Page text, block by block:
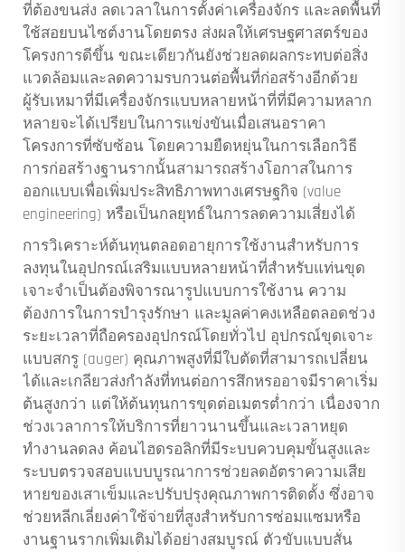
ที่ต้องขนส่ง ลดเวลาในการตั้งค่าเครื่องจักร และลดพื้นที่
ใช้สอยบนไซต์งานโดยตรง ส่งผลให้เศรษฐศาสตร์ของ
โครงการดีขึ้น ขณะเดียวกันยังช่วยลดผลกระทบต่อสิ่ง
แวดล้อมและลดความรบกวนต่อพื้นที่ก่อสร้างอีกด้วย
ผู้รับเหมาที่มีเครื่องจักรแบบหลายหน้าที่ที่มีความหลาก
หลายจะได้เปรียบในการแข่งขันเมื่อเสนอราคา
โครงการที่ซับซ้อน โดยความยืดหยุ่นในการเลือกวิธี
การก่อสร้างฐานรากนั้นสามารถสร้างโอกาสในการ
ออกแบบเพื่อเพิ่มประสิทธิภาพทางเศรษฐกิจ (value
engineering) หรือเป็นกลยุทธ์ในการลดความเสี่ยงได้
การวิเคราะห์ต้นทุนตลอดอายุการใช้งานสำหรับการ
ลงทุนในอุปกรณ์เสริมแบบหลายหน้าที่สำหรับแท่นขุด
เจาะจำเป็นต้องพิจารณารูปแบบการใช้งาน ความ
ต้องการในการบำรุงรักษา และมูลค่าคงเหลือตลอดช่วง
ระยะเวลาที่ถือครองอุปกรณ์โดยทั่วไป อุปกรณ์ขุดเจาะ
แบบสกรู (auger) คุณภาพสูงที่มีใบตัดที่สามารถเปลี่ยน
ได้และเกลียวส่งกำลังที่ทนต่อการสึกหรออาจมีราคาเริ่ม
ต้นสูงกว่า แต่ให้ต้นทุนการขุดต่อเมตรต่ำกว่า เนื่องจาก
ช่วงเวลาการให้บริการที่ยาวนานขึ้นและเวลาหยุด
ทำงานลดลง ค้อนไฮดรอลิกที่มีระบบควบคุมขั้นสูงและ
ระบบตรวจสอบแบบบูรณาการช่วยลดอัตราความเสีย
หายของเสาเข็มและปรับปรุงคุณภาพการติดตั้ง ซึ่งอาจ
ช่วยหลีกเลี่ยงค่าใช้จ่ายที่สูงสำหรับการซ่อมแซมหรือ
งานฐานรากเพิ่มเติมได้อย่างสมบูรณ์ ตัวขับแบบสั่น